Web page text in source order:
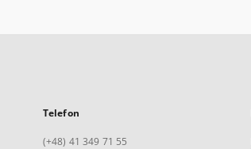
Telefon
(+48) 41 349 71 55